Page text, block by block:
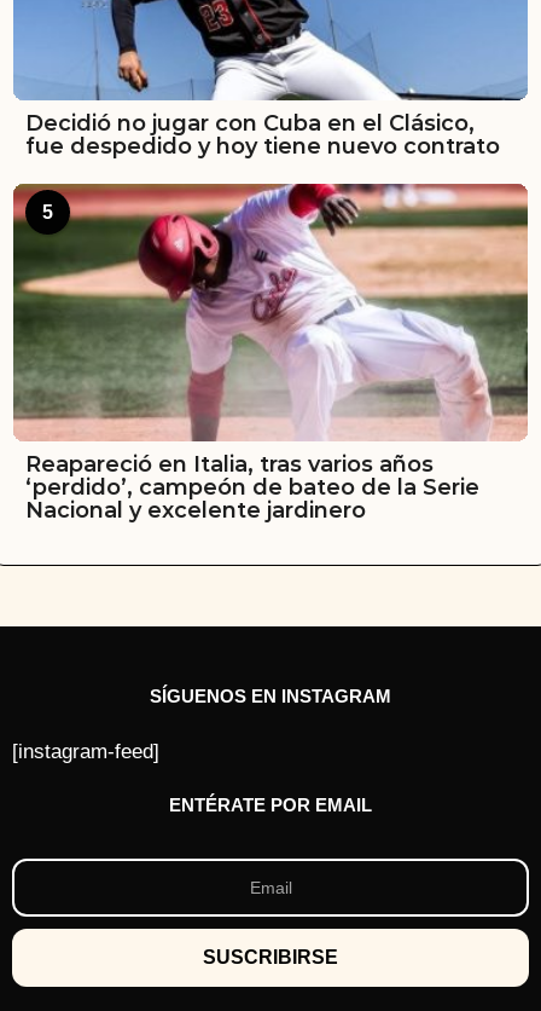
Decidió no jugar con Cuba en el Clásico,
fue despedido y hoy tiene nuevo contrato
5
Reapareció en Italia, tras varios años
‘perdido’, campeón de bateo de la Serie
Nacional y excelente jardinero
SÍGUENOS EN INSTAGRAM
[instagram-feed]
ENTÉRATE POR EMAIL